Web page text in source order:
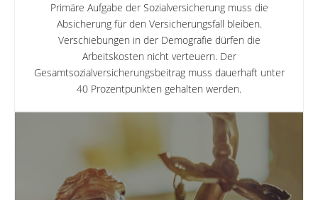
Primäre Aufgabe der Sozialversicherung muss die
Absicherung für den Versicherungsfall bleiben.
Verschiebungen in der Demografie dürfen die
Arbeitskosten nicht verteuern. Der
Gesamtsozialversicherungsbeitrag muss dauerhaft unter
40 Prozentpunkten gehalten werden.